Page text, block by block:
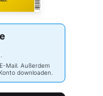
Mail. Außerdem
downloaden.